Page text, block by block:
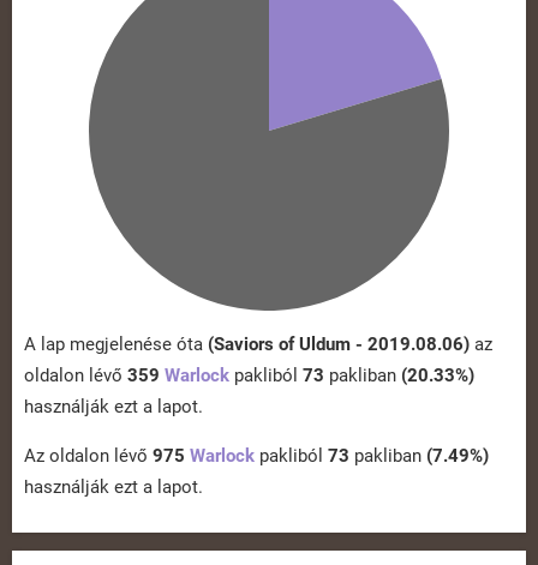
A lap megjelenése óta (Saviors of Uldum - 2019.08.06) az
oldalon lévő 359 Warlock pakliból 73 pakliban (20.33%)
használják ezt a lapot.
Az oldalon lévő 975 Warlock pakliból 73 pakliban (7.49%)
használják ezt a lapot.